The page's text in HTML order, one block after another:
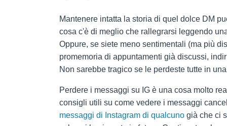
Mantenere intatta la storia di quel dolce DM
cosa c'è di meglio che rallegrarsi leggendo
Oppure, se siete meno sentimentali (ma più
promemoria di appuntamenti già discussi,
Non sarebbe tragico se le perdeste tutte in
Perdere i messaggi su IG è una cosa molto
consigli utili su come vedere i messaggi
messaggi di Instagram di qualcuno già che ci